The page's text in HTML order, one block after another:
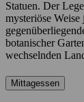
Statuen. Der
mysteriöse
botanischer
wechselnden
Mittagessen